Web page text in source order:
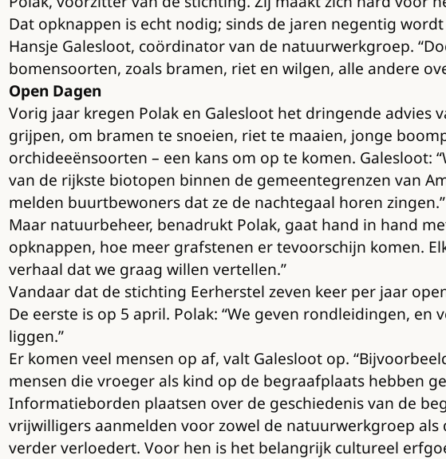
Dat opknappen is echt nodig; sinds de jaren negentig
Hansje Galesloot, coördinator van de natuurwerkgroep.
bomensoorten, zoals bramen, riet en wilgen, alle andere
Open Dagen
Vorig jaar kregen Polak en Galesloot het dringende advies
grijpen, om bramen te snoeien, riet te maaien, jonge
orchideeënsoorten – een kans om op te komen. Galesloot:
van de rijkste biotopen binnen de gemeentegrenzen van
melden buurtbewoners dat ze de nachtegaal horen zingen.”
Maar natuurbeheer, benadrukt Polak, gaat hand in hand
opknappen, hoe meer grafstenen er tevoorschijn komen.
verhaal dat we graag willen vertellen.”
Vandaar dat de stichting Eerherstel zeven keer per jaar
De eerste is op 5 april. Polak: “We geven rondleidingen,
liggen.”
Er komen veel mensen op af, valt Galesloot op.
mensen die vroeger als kind op de begraafplaats hebben
Informatieborden plaatsen over de geschiedenis van de
vrijwilligers aanmelden voor zowel de natuurwerkgroep
verder verloedert. Voor hen is het belangrijk cultureel